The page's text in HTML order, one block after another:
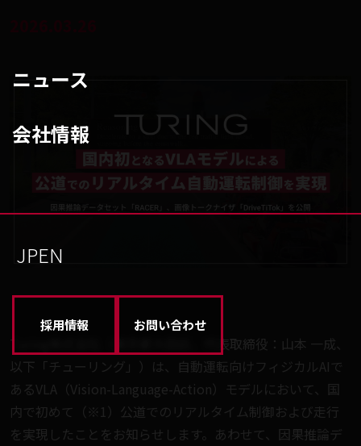
ニュース
会社情報
EN
JP
採用情報 お問い合わせ
Turing株式会社（東京都大田区、代表取締役：山本 一成、
以下「チューリング」）は、自動運転向けフィジカルAIで
あるVLA（Vision-Language-Action）モデルにおいて、国
内で初めて（※1）公道でのリアルタイム制御および走行
を実現したことをお知らせします。あわせて、因果推論デ